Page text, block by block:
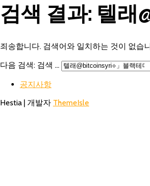
검색 결과: 텔래
죄송합니다. 검색어와 일치하는 것이 없습
다음 검색: 검색 …
공지사항
Hestia | 개발자 ThemeIsle